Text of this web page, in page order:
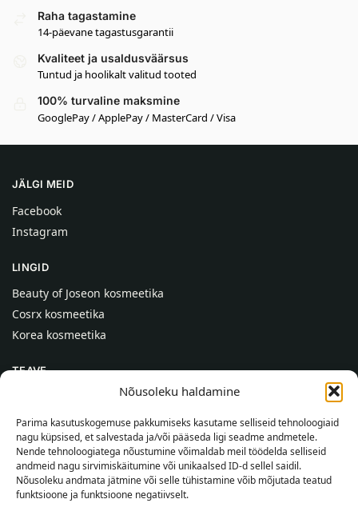
Nõusoleku haldamine
Parima kasutuskogemuse pakkumiseks kasutame selliseid tehnoloogiaid
nagu küpsised, et salvestada ja/või pääseda ligi seadme andmetele.
Nende tehnoloogiatega nõustumine võimaldab meil töödelda selliseid
andmeid nagu sirvimiskäitumine või unikaalsed ID-d sellel saidil.
Nõusoleku andmata jätmine või selle tühistamine võib mõjutada teatud
funktsioone ja funktsioone negatiivselt.
Raha tagastamine
14-päevane tagastusgarantii
Kvaliteet ja usaldusväärsus
Tuntud ja hoolikalt valitud tooted
100% turvaline maksmine
GooglePay / ApplePay / MasterCard / Visa
JÄLGI MEID
Facebook
Instagram
LINGID
Beauty of Joseon kosmeetika
Cosrx kosmeetika
Korea kosmeetika
TEAVE
Kontaktid
Abi
TEAVE OSTJALE
Tarnetingimused